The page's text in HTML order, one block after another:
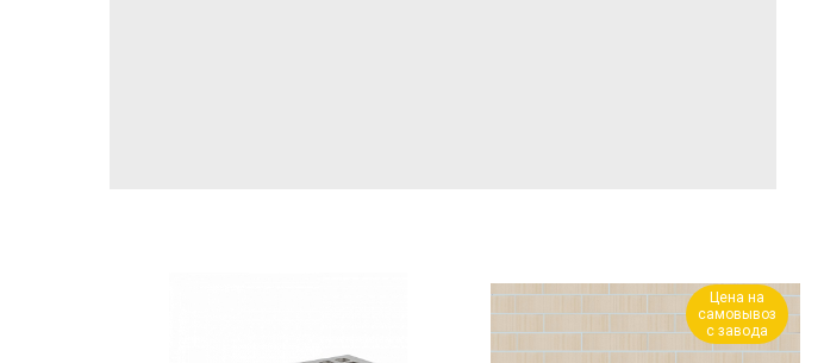
Цена на
самовывоз
с завода